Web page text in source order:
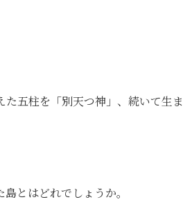
五柱を「別天つ神」、続いて生ま
とはどれでしょうか。